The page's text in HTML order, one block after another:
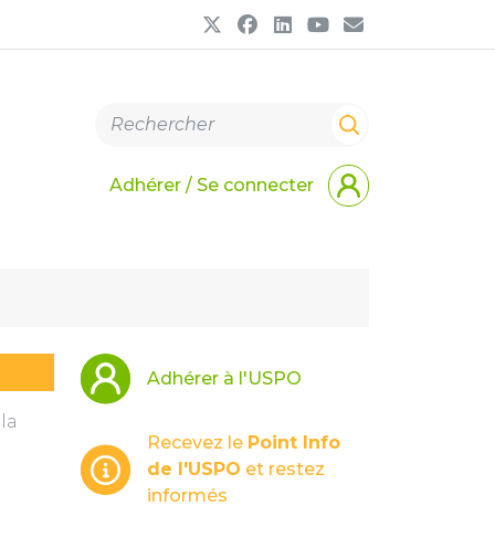
Adhérer / Se connecter
Adhérer à l'USPO
Recevez le Point Info
de l'USPO et restez
informés